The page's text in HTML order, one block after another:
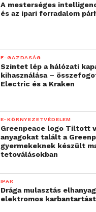
A mesterséges
és az ipari forradalom
E-GAZDASÁG
Szintet lép a hálózati
kihasználása –
Electric és a Kraken
E-KÖRNYEZETVÉDELEM
Greenpeace logo Tiltott
anyagokat talált a
gyermekeknek készült
tetoválásokban
IPAR
Drága mulasztás
elektromos karbantartást